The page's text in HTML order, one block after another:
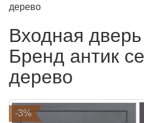
дерево
Входная
Бренд антик
дерево
-3%